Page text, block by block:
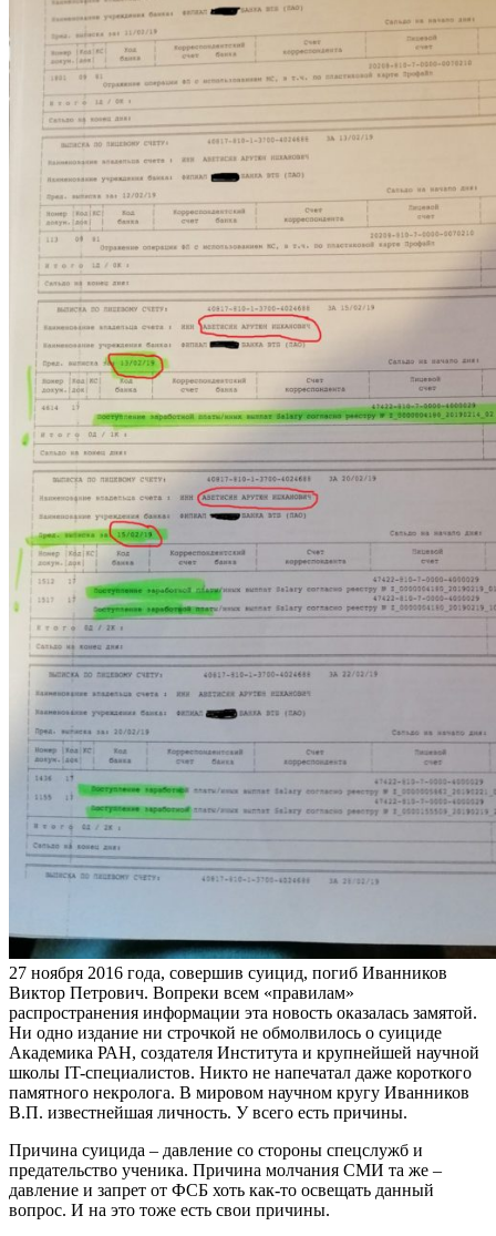
27 ноября 2016 года, совершив суицид, погиб Иванников
Виктор Петрович. Вопреки всем «правилам»
распространения информации эта новость оказалась замятой.
Ни одно издание ни строчкой не обмолвилось о суициде
Академика РАН, создателя Института и крупнейшей научной
школы IT-специалистов. Никто не напечатал даже короткого
памятного некролога. В мировом научном кругу Иванников
В.П. известнейшая личность. У всего есть причины.
Причина суицида – давление со стороны спецслужб и
предательство ученика. Причина молчания СМИ та же –
давление и запрет от ФСБ хоть как-то освещать данный
вопрос. И на это тоже есть свои причины.